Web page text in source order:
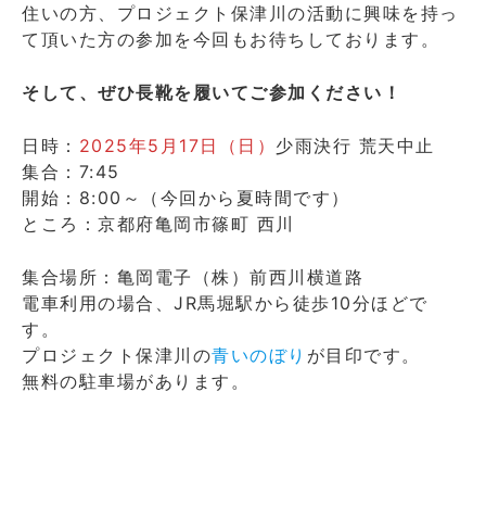
住いの方、プロジェクト保津川の活動に興味を持っ
て頂いた方の参加を今回もお待ちしております。
そして、ぜひ長靴を履いてご参加ください！
日時： 2025年5月17日（日） 少雨決行 荒天中止
集合：7:45
開始：8:00～（今回から夏時間です）
ところ：京都府亀岡市篠町 西川
集合場所：亀岡電子（株）前西川横道路
電車利用の場合、JR馬堀駅から徒歩10分ほどで
す。
プロジェクト保津川の青いのぼり が目印です。
無料の駐車場があります。